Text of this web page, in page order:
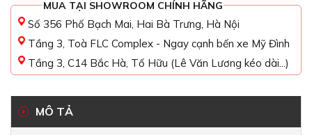
MUA TẠI SHOWROOM CHÍNH HÃNG
Số 356 Phố Bạch Mai, Hai Bà Trưng, Hà Nội
Tầng 3, Toà FLC Complex - Ngay cạnh bến xe Mỹ Đình
Tầng 3, C14 Bắc Hà, Tố Hữu (Lê Văn Lương kéo dài...)
MÔ TẢ